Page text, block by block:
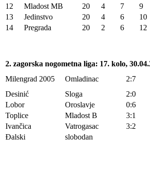
12
Mladost MB 20 4 7 9
13
Jedinstvo 20 4 6 10
14
Pregrada 20 2 6 12
2. zagorska nogometna liga: 17. kolo,
Milengrad 2005
Omladinac 2:7
Desinić
Sloga 2:0
Lobor
Oroslavje 0:6
Toplice
Mladost B 3:1
Ivančica
Vatrogasac 3:2
Đalski
slobodan